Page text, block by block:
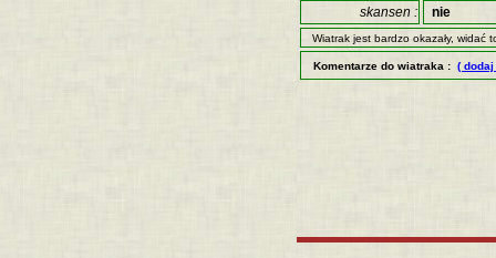
skansen :
nie
Wiatrak jest bardzo okazały, widać
Komentarze do wiatraka : (